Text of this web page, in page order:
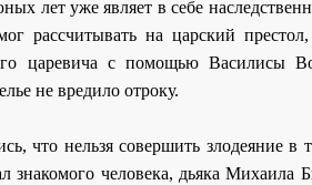
лет уже являет в себе
рассчитывать на царский
царевича с помощью Василисы
не вредило отроку.
что нельзя совершить злодеяние
человека, дьяка Михаила